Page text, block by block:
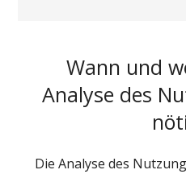
Wann und
Analyse des
Die Analyse des